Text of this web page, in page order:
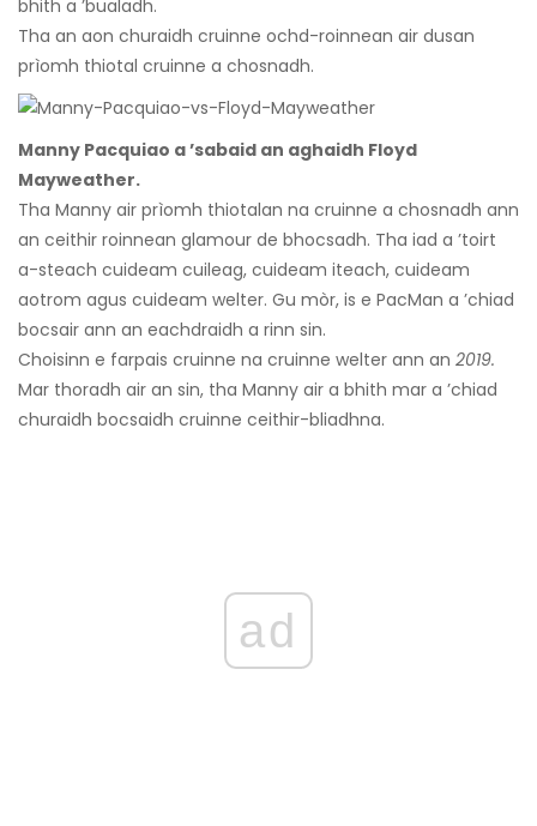
bhith a ’bualadh.
Tha an aon churaidh cruinne ochd-roinnean air dusan
prìomh thiotal cruinne a chosnadh.
Manny Pacquiao a ’sabaid an aghaidh Floyd
Mayweather.
Tha Manny air prìomh thiotalan na cruinne a chosnadh ann
an ceithir roinnean glamour de bhocsadh. Tha iad a ’toirt
a-steach cuideam cuileag, cuideam iteach, cuideam
aotrom agus cuideam welter. Gu mòr, is e PacMan a ’chiad
bocsair ann an eachdraidh a rinn sin.
Choisinn e farpais cruinne na cruinne welter ann an 2019.
Mar thoradh air an sin, tha Manny air a bhith mar a ’chiad
churaidh bocsaidh cruinne ceithir-bliadhna.
ad